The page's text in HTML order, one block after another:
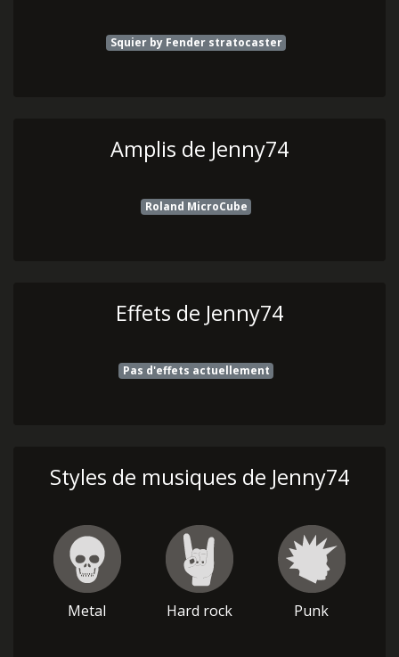
Squier by Fender stratocaster
Amplis de Jenny74
Roland MicroCube
Effets de Jenny74
Pas d'effets actuellement
Styles de musiques de Jenny74
Metal Hard rock Punk